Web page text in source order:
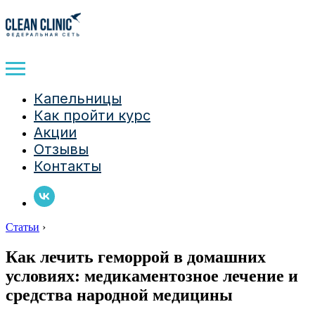
Капельницы
Как пройти курс
Акции
Отзывы
Контакты
Статьи ›
Как лечить геморрой в домашних
условиях: медикаментозное лечение и
средства народной медицины